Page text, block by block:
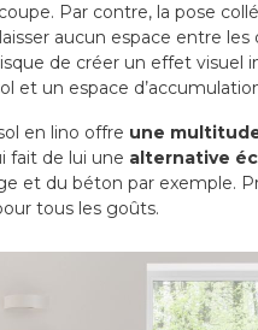
Par contre, la pose
aucun espace entre les
de créer un effet visuel
et un espace
en lino offre une
fait de lui une alternative
et du béton par exemple.
tous les goûts.